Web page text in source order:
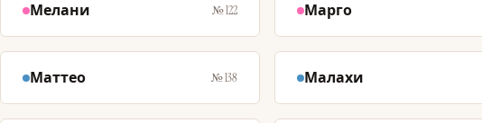
Мелани № 122 Марго
Маттео № 138 Малахи